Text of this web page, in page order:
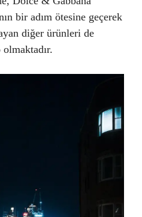
bir adım ötesine geçerek
diğer ürünleri de